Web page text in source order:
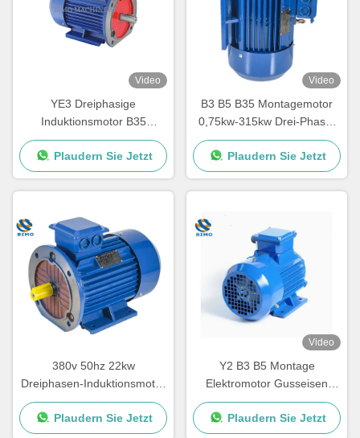
Video
YE3 Dreiphasige
Induktionsmotor B35
0,55kw-315kw
Wasserpumpenmotor
Plaudern Sie Jetzt
Video
B3 B5 B35 Montagemotor
0,75kw-315kw Drei-Phase-
Guss-Eisen-Elektromotor
Plaudern Sie Jetzt
380v 50hz 22kw
Dreiphasen-Induktionsmotor
30 PS Elektromotor
Plaudern Sie Jetzt
Video
Y2 B3 B5 Montage
Elektromotor Gusseisen
Drei-Phasen Elektromotor 2
Pole 4 Pole
Plaudern Sie Jetzt